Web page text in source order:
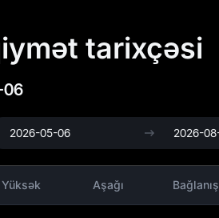
tarixçəsi
06
Yüksək Aşağı Bağlanış